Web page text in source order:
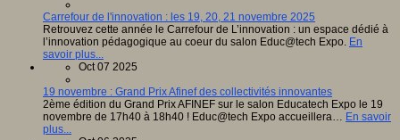
Carrefour de l'innovation : les 19, 20, 21 novembre 2025
Retrouvez cette année le Carrefour de L’innovation : un espace dédié à
l’innovation pédagogique au coeur du salon Educ@tech Expo. En
savoir plus...
Oct 07 2025
19 novembre : Grand Prix Afinef des collectivités innovantes
2ème édition du Grand Prix AFINEF sur le salon Educatech Expo le 19
novembre de 17h40 à 18h40 ! Educ@tech Expo accueillera… En savoir
plus...